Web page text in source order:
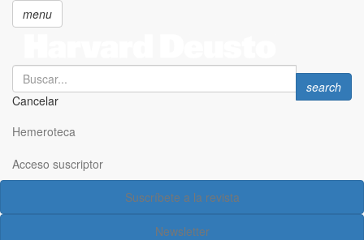
principal
menu
Search
Cancelar
Search
search
Hemeroteca
Acceso suscriptor
Suscríbete a la revista
Newsletter
Acceso suscriptor